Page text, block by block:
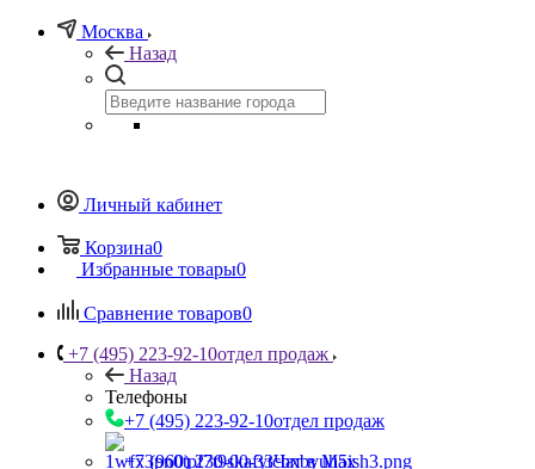
Москва
Назад
Личный кабинет
Корзина0
Избранные товары0
Сравнение товаров0
+7 (495) 223-92-10отдел продаж
Назад
Телефоны
+7 (495) 223-92-10отдел продаж
+7 (960) 230-00-33Чат в Max